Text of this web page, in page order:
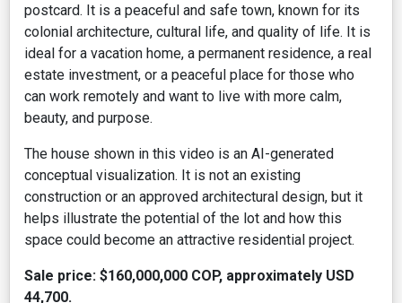
postcard. It is a peaceful and safe town, known for its
colonial architecture, cultural life, and quality of life. It is
ideal for a vacation home, a permanent residence, a real
estate investment, or a peaceful place for those who
can work remotely and want to live with more calm,
beauty, and purpose.
The house shown in this video is an AI-generated
conceptual visualization. It is not an existing
construction or an approved architectural design, but it
helps illustrate the potential of the lot and how this
space could become an attractive residential project.
Sale price: $160,000,000 COP, approximately USD
44,700.